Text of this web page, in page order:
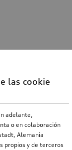
las cookie
adelante,
o en colaboración
Alemania
propios y de terceros